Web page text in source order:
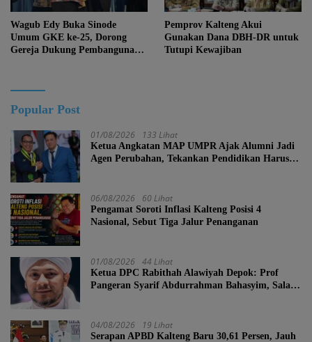
Wagub Edy Buka Sinode
Umum GKE ke-25, Dorong
Gereja Dukung Pembangunan
Pemprov Kalteng Akui
Gunakan Dana DBH-DR untuk
Tutupi Kewajiban
Popular Post
01/08/2026 133 Lihat
Ketua Angkatan MAP UMPR Ajak Alumni Jadi
Agen Perubahan, Tekankan Pendidikan Harus
06/08/2026 60 Lihat
Pengamat Soroti Inflasi Kalteng Posisi 4
Nasional, Sebut Tiga Jalur Penanganan
01/08/2026 44 Lihat
Ketua DPC Rabithah Alawiyah Depok: Prof
Pangeran Syarif Abdurrahman Bahasyim, Salah
04/08/2026 19 Lihat
Serapan APBD Kalteng Baru 30,61 Persen, Jauh